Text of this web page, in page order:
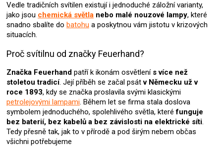
Vedle tradičních svítilen existují i jednoduché záložní varianty,
jako jsou chemická světla nebo malé nouzové lampy, které
snadno sbalíte do batohu a poskytnou vám jistotu v krizových
situacích.
Proč svítilnu od značky Feuerhand?
Značka Feuerhand patří k ikonám osvětlení s více než
stoletou tradicí. Její příběh se začal psátv Německu už v
roce 1893, kdy se značka proslavila svými klasickými
petrolejovými lampami. Během let se firma stala doslova
symbolem jednoduchého, spolehlivého světla, kteréfunguje
bez baterií, bez kabelů a bez závislosti na elektrické síti.
Tedy přesně tak, jak to v přírodě a pod širým nebem občas
všichni potřebujeme